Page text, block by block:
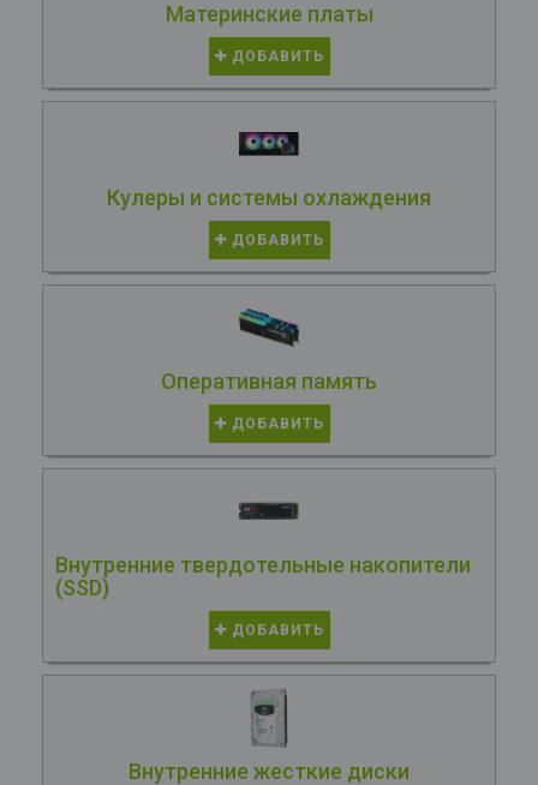
Материнские платы
ДОБАВИТЬ
Кулеры и системы охлаждения
ДОБАВИТЬ
Оперативная память
ДОБАВИТЬ
Внутренние твердотельные накопители
(SSD)
ДОБАВИТЬ
Внутренние жесткие диски